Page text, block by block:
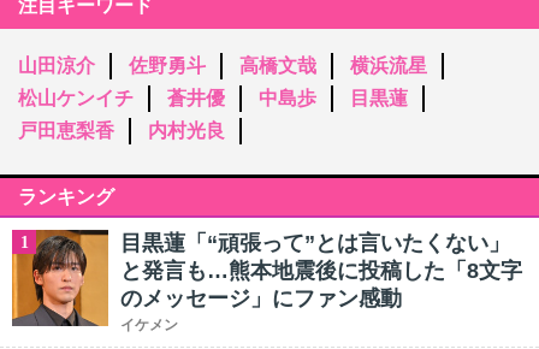
注目キーワード
山田涼介 佐野勇斗 高橋文哉
横浜流星
松山ケンイチ
蒼井優 中島歩
目黒蓮
戸田恵梨香
内村光良
ランキング
1
目黒蓮「“頑張って”とは言いたくない」
と発言も…熊本地震後に投稿した「8文字
のメッセージ」にファン感動
イケメン